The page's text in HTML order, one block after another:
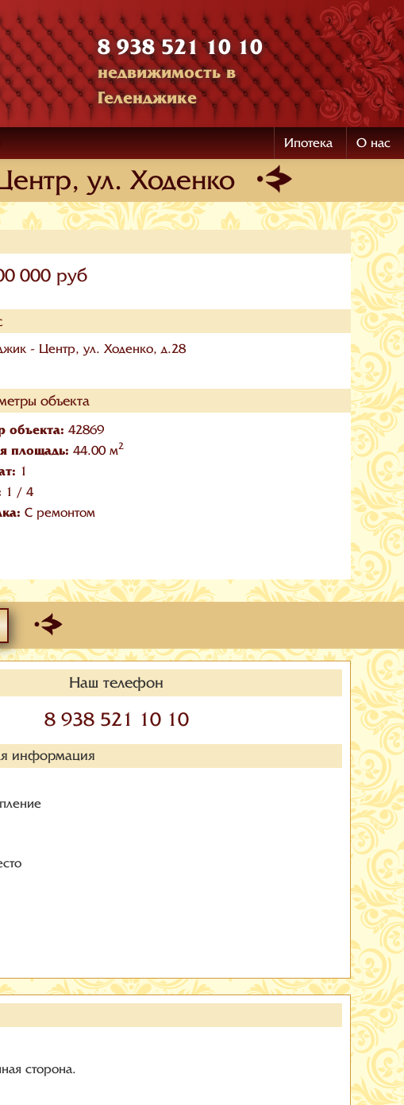
8 938 521 10 10
недвижимость в
Геленджике
О нас
Ипотека
ул. Ходенко
000 руб
- Центр, ул. Ходенко, д.28
объекта
объекта: 42869
площадь: 44.00 м2
1
1 / 4
С ремонтом
Наш телефон
8 938 521 10 10
информация
сторона.